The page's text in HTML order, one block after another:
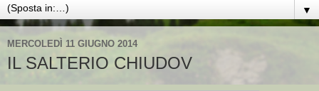
▼
MERCOLEDÌ 11 GIUGNO 2014
IL SALTERIO CHIUDOV